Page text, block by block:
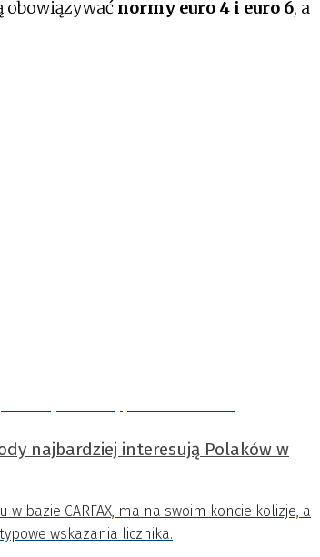
obowiązywać normy euro 4 i euro 6, a
najbardziej interesują Polaków w
bazie CARFAX, ma na swoim koncie kolizje, a
wskazania licznika.